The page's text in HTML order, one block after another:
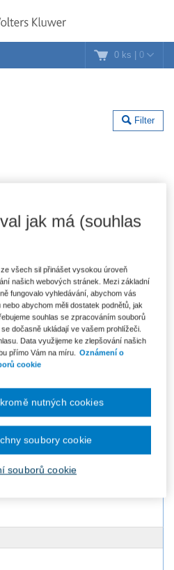
0 ks | 0
Filter
jak má (souhlas
všech sil přinášet vysokou úroveň
našich webových stránek. Mezi základní
fungovalo vyhledávání, abychom vás
abychom měli dostatek podnětů, jak
souhlas se zpracováním souborů
dočasně ukládají ve vašem prohlížeči.
Data využijeme ke zlepšování našich
přímo Vám na míru.
Oznámení o
cookie
souborů cookie
nutných cookies
soubory cookie